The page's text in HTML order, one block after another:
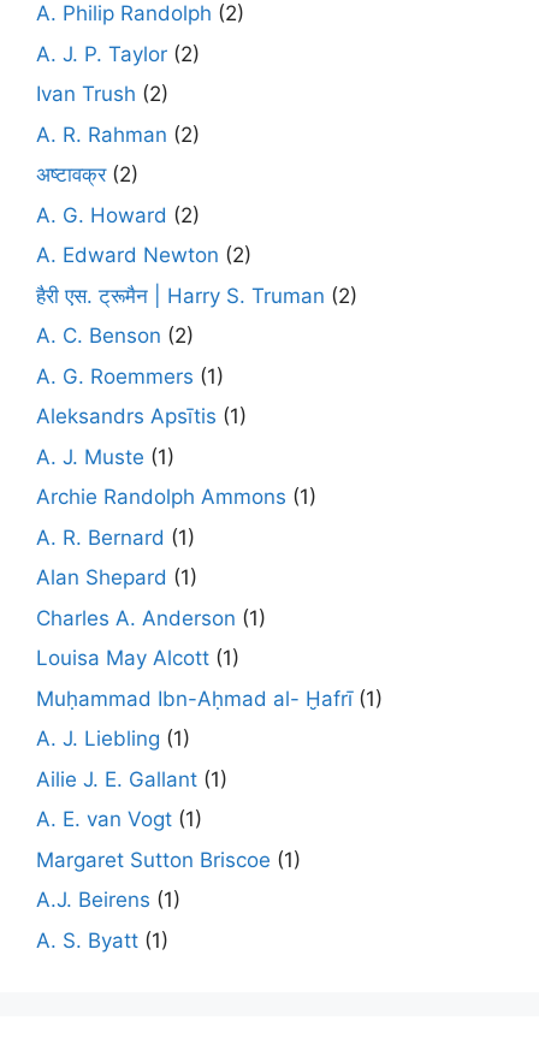
A. Philip Randolph (2)
A. J. P. Taylor (2)
Ivan Trush (2)
A. R. Rahman (2)
अष्टावक्र(2)
A. G. Howard (2)
A. Edward Newton (2)
हैरी एस. ट्रूमैन | Harry S. Truman (2)
A. C. Benson (2)
A. G. Roemmers (1)
Aleksandrs Apsītis (1)
A. J. Muste (1)
Archie Randolph Ammons (1)
A. R. Bernard (1)
Alan Shepard (1)
Charles A. Anderson (1)
Louisa May Alcott (1)
Muḥammad Ibn-Aḥmad al- Ḫafrī(1)
A. J. Liebling (1)
Ailie J. E. Gallant (1)
A. E. van Vogt (1)
Margaret Sutton Briscoe (1)
A.J. Beirens (1)
A. S. Byatt (1)